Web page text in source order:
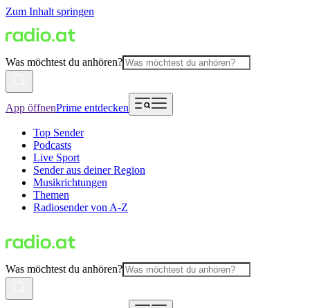
Zum Inhalt springen
Was möchtest du anhören?
App öffnenPrime entdecken
Top Sender
Podcasts
Live Sport
Sender aus deiner Region
Musikrichtungen
Themen
Radiosender von A-Z
Was möchtest du anhören?